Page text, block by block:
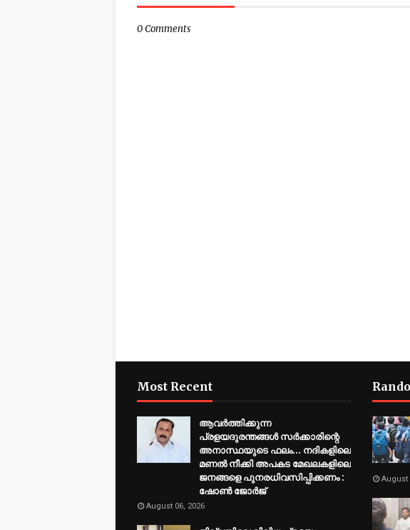
0 Comments
Most Recent
ആവർത്തിക്കുന്ന
പ്രളയദുരന്തങ്ങൾ സർക്കാരിന്റെ
അനാസ്ഥയുടെ ഫലം... നദികളിലെ
മണൽ നീക്കി അപകട മേഖലകളിലെ
ജനങ്ങളെ പുനരധിവസിപ്പിക്കണം :
ഷോൺ ജോർജ്
August 06, 2026
August